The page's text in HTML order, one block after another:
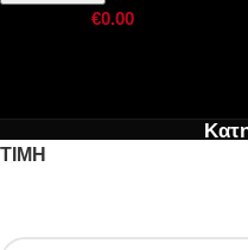
€0.00
ΤΙΜΗ